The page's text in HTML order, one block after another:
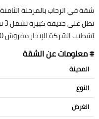
شقة في الرحاب بالمرحلة
تشطيب الشركة للإيجار مفروش 6,000 جنيه
# معلومات عن الشقة
المدينة
النوع
الغرض